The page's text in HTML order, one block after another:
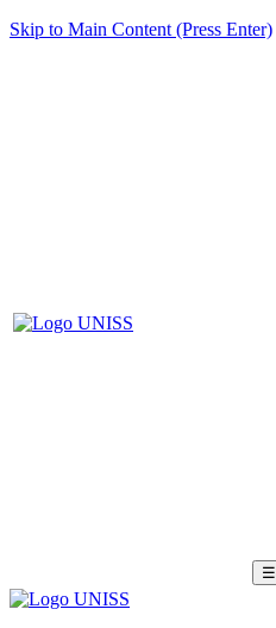
Skip to Main Content (Press Enter)
☰